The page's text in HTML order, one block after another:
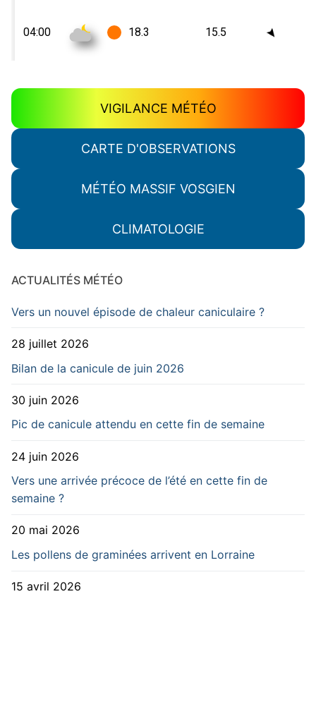
VIGILANCE MÉTÉO
CARTE D'OBSERVATIONS
MÉTÉO MASSIF VOSGIEN
CLIMATOLOGIE
ACTUALITÉS MÉTÉO
Vers un nouvel épisode de chaleur caniculaire ?
28 juillet 2026
Bilan de la canicule de juin 2026
30 juin 2026
Pic de canicule attendu en cette fin de semaine
24 juin 2026
Vers une arrivée précoce de l’été en cette fin de
semaine ?
20 mai 2026
Les pollens de graminées arrivent en Lorraine
15 avril 2026